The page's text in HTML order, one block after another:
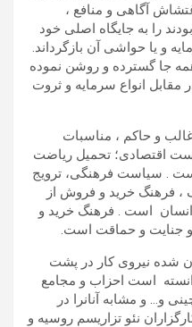
آگاهی و منافع ،
را به جایگاه اصلی خود
و یا حواشی آن بازگرداند.
جا گسترده و روشن نموده
مقابل انواع سرمایه و ثروت
و حاکم ، مناسبات
اقتصادی؛ تحمیل ریاضت
. سیاست فرهنگی، ترویج
، فرهنگ خرید و فروش از
انسان است . فرهنگ خرید و
و جنایت و حماقت است.
شده نیروی کار در پشت
است احزاب و مجامع
و… و مشابه آنانرا در
نئو تزاریسم روسیه و